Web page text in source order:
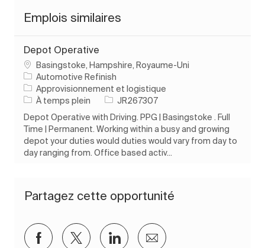
Emplois similaires
Depot Operative
Emplacement
Basingstoke, Hampshire, Royaume-Uni
Automotive Refinish
Catégorie
Approvisionnement et logistique
Type d’emploi
À temps plein ID de l’emploi
JR267307
Depot Operative with Driving. PPG | Basingstoke . Full
Time | Permanent. Working within a busy and growing
depot your duties would duties would vary from day to
day ranging from. Office based activ...
Partagez cette opportunité
Partager via Facebook
Partager via twitter
Partager via LinkedIn
Partager par e-mail